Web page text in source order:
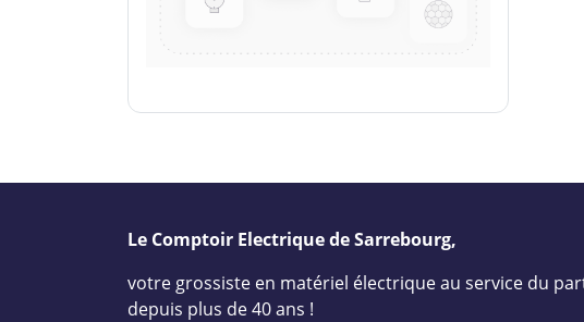
Le Comptoir Electrique de Sarrebourg,
votre grossiste en matériel électrique au service du
depuis plus de 40 ans !